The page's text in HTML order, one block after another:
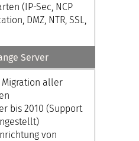
(IP-Sec, NCP
DMZ, NTR, SSL,
Server
aller
bis 2010 (Support
von